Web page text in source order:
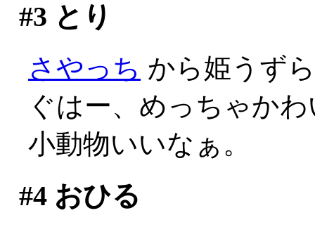
#3 とり
さやっち から姫うず
ぐはー、めっちゃか
小動物いいなぁ。
#4おひる